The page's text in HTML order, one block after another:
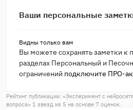
Ваши персональные
Видны только вам
Вы можете сохранять заметки к
разделах Персональный и
ограничений подключите ПРО-
Рейтинг публикации: «Эксперимент с
вопроса» 1 звезд из 5 на основе 7 оценок.